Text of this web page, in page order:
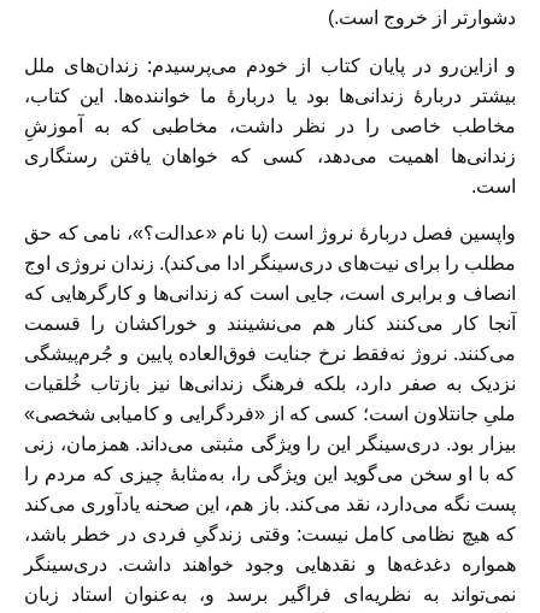
دشوارتر از خروج است.)
و ازاین‌رو در پایان کتاب از خودم می‌پرسیدم: زندان‌های ملل
بیشتر دربارۀ زندانی‌ها بود یا دربارۀ ما خواننده‌ها. این کتاب،
مخاطب خاصی را در نظر داشت، مخاطبی که به آموزشِ
زندانی‌ها اهمیت می‌دهد، کسی که خواهان یافتن رستگاری
است.
واپسین فصل دربارۀ نروژ است (با نام «عدالت؟»، نامی که حق
مطلب را برای نیت‌های دری‌سینگر ادا می‌کند). زندان نروژی اوج
انصاف و برابری است، جایی است که زندانی‌ها و کارگرهایی که
آنجا کار می‌کنند کنار هم می‌نشینند و خوراکشان را قسمت
می‌کنند. نروژ نه‌فقط نرخ جنایت فوق‌العاده پایین و جُرم‌پیشگی
نزدیک به صفر دارد، بلکه فرهنگ زندانی‌ها نیز بازتاب خُلقیات
ملیِ جانتلاون است؛ کسی که از «فردگرایی و کامیابی شخصی»
بیزار بود. دری‌سینگر این را ویژگی مثبتی می‌داند. همزمان، زنی
که با او سخن می‌گوید این ویژگی را، به‌مثابۀ چیزی که مردم را
پست نگه‌ می‌دارد، نقد می‌کند. باز هم، این صحنه یادآوری می‌کند
که هیچ نظامی کامل نیست: وقتی زندگیِ فردی در خطر باشد،
همواره دغدغه‌ها و نقدهایی وجود خواهند داشت. دری‌سینگر
نمی‌تواند به نظریه‌ای فراگیر برسد و، به‌عنوان استاد زبان